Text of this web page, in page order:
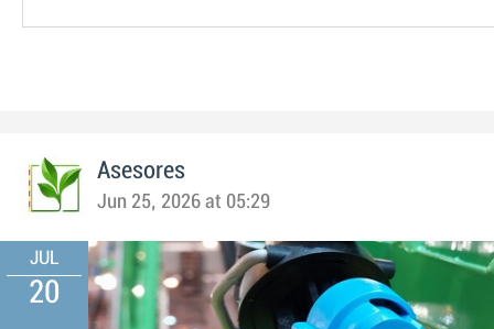
Asesores
Jun 25, 2026 at 05:29
JUL
20